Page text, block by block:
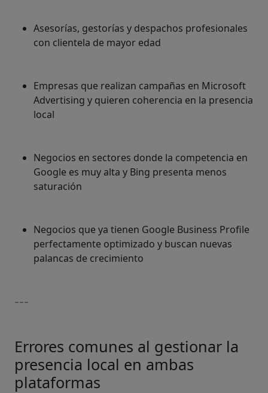
Asesorías, gestorías y despachos profesionales
con clientela de mayor edad
Empresas que realizan campañas en Microsoft
Advertising y quieren coherencia en la presencia
local
Negocios en sectores donde la competencia en
Google es muy alta y Bing presenta menos
saturación
Negocios que ya tienen Google Business Profile
perfectamente optimizado y buscan nuevas
palancas de crecimiento
---
Errores comunes al gestionar la
presencia local en ambas
plataformas